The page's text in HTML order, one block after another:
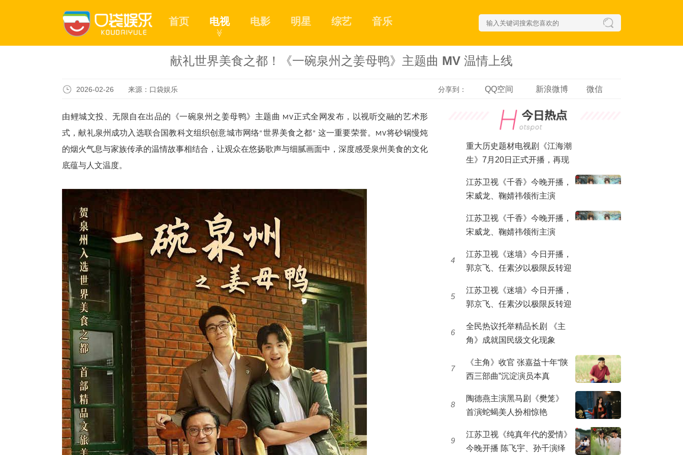
首页 电视
≫
电影 明星 综艺 音乐
献礼世界美食之都！《一碗泉州之姜母鸭》主题曲 MV 温情上线​
2026-02-26 来源：口袋娱乐 微信
新浪微博
QQ空间
分享到：
由鲤城文投、无限自在出品的《一碗泉州之姜母鸭》主题曲 MV 正式全网发布，以视听交融的艺术形
式，献礼泉州成功入选联合国教科文组织创意城市网络“ 世界美食之都” 这一重要荣誉。 MV将砂锅慢炖
的烟火气息与家族传承的温情故事相结合，让观众在悠扬歌声与细腻画面中，深度感受泉州美食的文化
底蕴与人文温度。
重大历史题材电视剧《江海潮
生》7月20日正式开播，再现
江苏卫视《千香》今晚开播，
宋威龙、鞠婧祎领衔主演
江苏卫视《千香》今晚开播，
宋威龙、鞠婧祎领衔主演
4
江苏卫视《迷墙》今日开播，
郭京飞、任素汐以极限反转迎
5
江苏卫视《迷墙》今日开播，
郭京飞、任素汐以极限反转迎
6
全民热议托举精品长剧 《主
角》成就国民级文化现象
7
《主角》收官 张嘉益十年“陕
西三部曲”沉淀演员本真
8
陶德燕主演黑马剧《樊笼》
首演蛇蝎美人扮相惊艳
9
江苏卫视《纯真年代的爱情》
今晚开播 陈飞宇、孙千演绎